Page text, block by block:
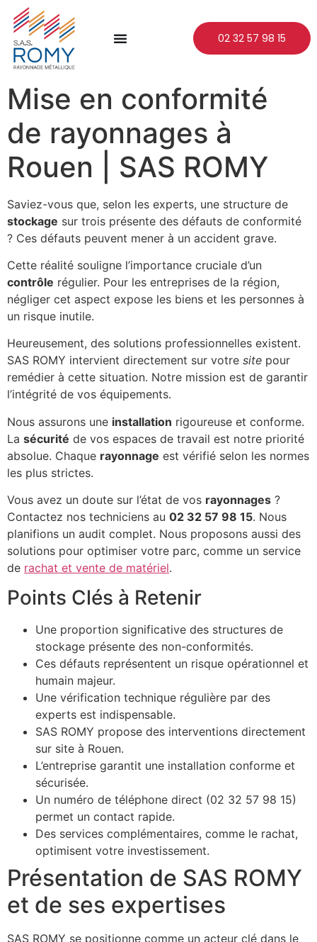
02 32 57 98 15
Mise en conformité
de rayonnages à
Rouen | SAS ROMY
Saviez-vous que, selon les experts, une structure de
stockage sur trois présente des défauts de conformité
? Ces défauts peuvent mener à un accident grave.
Cette réalité souligne l’importance cruciale d’un
contrôle régulier. Pour les entreprises de la région,
négliger cet aspect expose les biens et les personnes à
un risque inutile.
Heureusement, des solutions professionnelles existent.
SAS ROMY intervient directement sur votre site pour
remédier à cette situation. Notre mission est de garantir
l’intégrité de vos équipements.
Nous assurons une installation rigoureuse et conforme.
La sécurité de vos espaces de travail est notre priorité
absolue. Chaque rayonnage est vérifié selon les normes
les plus strictes.
Vous avez un doute sur l’état de vos rayonnages ?
Contactez nos techniciens au 02 32 57 98 15. Nous
planifions un audit complet. Nous proposons aussi des
solutions pour optimiser votre parc, comme un service
de rachat et vente de matériel.
Points Clés à Retenir
Une proportion significative des structures de
stockage présente des non-conformités.
Ces défauts représentent un risque opérationnel et
humain majeur.
Une vérification technique régulière par des
experts est indispensable.
SAS ROMY propose des interventions directement
sur site à Rouen.
L’entreprise garantit une installation conforme et
sécurisée.
Un numéro de téléphone direct (02 32 57 98 15)
permet un contact rapide.
Des services complémentaires, comme le rachat,
optimisent votre investissement.
Présentation de SAS ROMY
et de ses expertises
SAS ROMY se positionne comme un acteur clé dans le